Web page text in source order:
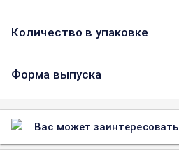
Количество в упаковке
Форма выпуска
Вас может заинтересовать